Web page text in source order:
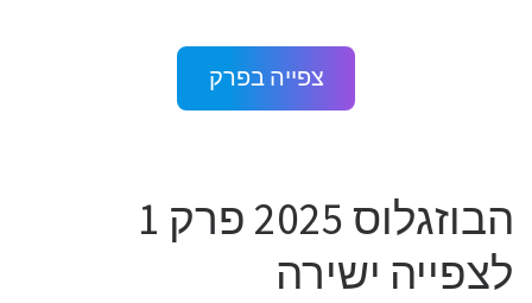
צפייה בפרק
הבוזגלוס 2025 פרק 1
לצפייה ישירה